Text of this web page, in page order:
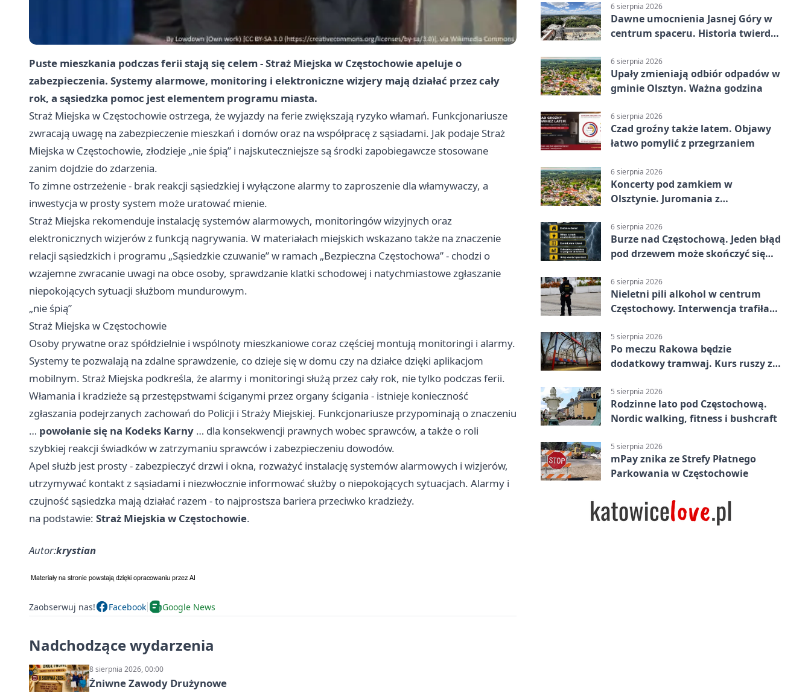
Puste mieszkania podczas ferii stają się celem - Straż Miejska w Częstochowie apeluje o
zabezpieczenia. Systemy alarmowe, monitoring i elektroniczne wizjery mają działać przez cały
rok, a sąsiedzka pomoc jest elementem programu miasta.
Straż Miejska w Częstochowie ostrzega, że wyjazdy na ferie zwiększają ryzyko włamań. Funkcjonariusze
zwracają uwagę na zabezpieczenie mieszkań i domów oraz na współpracę z sąsiadami. Jak podaje Straż
Miejska w Częstochowie, złodzieje „nie śpią” i najskuteczniejsze są środki zapobiegawcze stosowane
zanim dojdzie do zdarzenia.
To zimne ostrzeżenie - brak reakcji sąsiedzkiej i wyłączone alarmy to zaproszenie dla włamywaczy, a
inwestycja w prosty system może uratować mienie.
Straż Miejska rekomenduje instalację systemów alarmowych, monitoringów wizyjnych oraz
elektronicznych wizjerów z funkcją nagrywania. W materiałach miejskich wskazano także na znaczenie
relacji sąsiedzkich i programu „Sąsiedzkie czuwanie” w ramach „Bezpieczna Częstochowa” - chodzi o
wzajemne zwracanie uwagi na obce osoby, sprawdzanie klatki schodowej i natychmiastowe zgłaszanie
niepokojących sytuacji służbom mundurowym.
„nie śpią”
Straż Miejska w Częstochowie
Osoby prywatne oraz spółdzielnie i wspólnoty mieszkaniowe coraz częściej montują monitoringi i alarmy.
Systemy te pozwalają na zdalne sprawdzenie, co dzieje się w domu czy na działce dzięki aplikacjom
mobilnym. Straż Miejska podkreśla, że alarmy i monitoringi służą przez cały rok, nie tylko podczas ferii.
Włamania i kradzieże są przestępstwami ściganymi przez organy ścigania - istnieje konieczność
zgłaszania podejrzanych zachowań do Policji i Straży Miejskiej. Funkcjonariusze przypominają o znaczeniu
… powołanie się na Kodeks Karny … dla konsekwencji prawnych wobec sprawców, a także o roli
szybkiej reakcji świadków w zatrzymaniu sprawców i zabezpieczeniu dowodów.
Apel służb jest prosty - zabezpieczyć drzwi i okna, rozważyć instalację systemów alarmowych i wizjerów,
utrzymywać kontakt z sąsiadami i niezwłocznie informować służby o niepokojących sytuacjach. Alarmy i
czujność sąsiedzka mają działać razem - to najprostsza bariera przeciwko kradzieży.
na podstawie: Straż Miejskia w Częstochowie.
Autor:krystian
Zaobserwuj nas! Facebook Google News
Nadchodzące wydarzenia
8 sierpnia 2026, 00:00
Żniwne Zawody Drużynowe
6 sierpnia 2026
Dawne umocnienia Jasnej Góry w
centrum spaceru. Historia twierdzy
6 sierpnia 2026
Upały zmieniają odbiór odpadów w
gminie Olsztyn. Ważna godzina
6 sierpnia 2026
Czad groźny także latem. Objawy
łatwo pomylić z przegrzaniem
6 sierpnia 2026
Koncerty pod zamkiem w
Olsztynie. Juromania z
6 sierpnia 2026
Burze nad Częstochową. Jeden błąd
pod drzewem może skończyć się
6 sierpnia 2026
Nieletni pili alkohol w centrum
Częstochowy. Interwencja trafiła
5 sierpnia 2026
Po meczu Rakowa będzie
dodatkowy tramwaj. Kurs ruszy ze
5 sierpnia 2026
Rodzinne lato pod Częstochową.
Nordic walking, fitness i bushcraft
5 sierpnia 2026
mPay znika ze Strefy Płatnego
Parkowania w Częstochowie